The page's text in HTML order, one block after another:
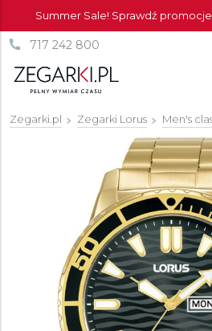
Summer Sale! Sprawdź
717 242 800
Zegarki.pl Zegarki Lorus Men's